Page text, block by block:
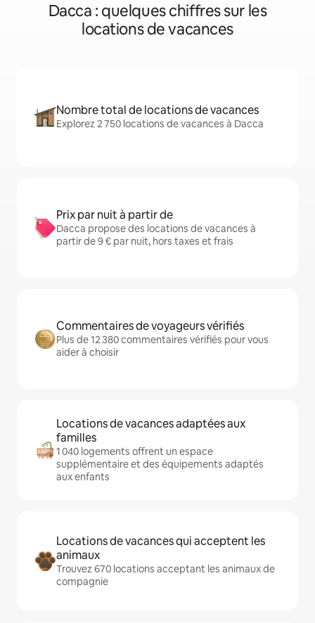
Dacca : quelques chiffres sur les
locations de vacances
Nombre total de locations de vacances
Explorez 2 750 locations de vacances à Dacca
Prix par nuit à partir de
Dacca propose des locations de vacances à
partir de 9 € par nuit, hors taxes et frais
Commentaires de voyageurs vérifiés
Plus de 12 380 commentaires vérifiés pour vous
aider à choisir
Locations de vacances adaptées aux
familles
1 040 logements offrent un espace
supplémentaire et des équipements adaptés
aux enfants
Locations de vacances qui acceptent les
animaux
Trouvez 670 locations acceptant les animaux de
compagnie